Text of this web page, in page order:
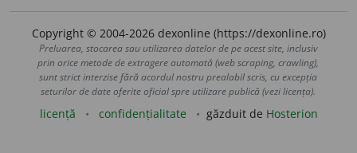
Copyright © 2004-2026 dexonline (https://dexonline.ro)
Preluarea, stocarea sau utilizarea datelor de pe acest site, inclusiv
prin orice metode de extragere automată (web scraping, crawling),
sunt strict interzise fără acordul nostru prealabil scris, cu excepția
seturilor de date oferite oficial spre utilizare publică (vezi licența).
licență confidențialitate găzduit de Hosterion